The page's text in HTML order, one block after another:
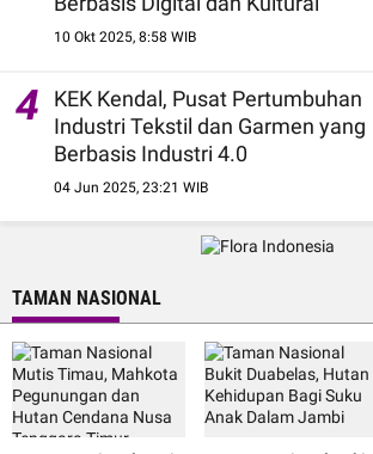
10 Okt 2025, 8:58 WIB
4
KEK Kendal, Pusat Pertumbuhan
Industri Tekstil dan Garmen yang
Berbasis Industri 4.0
04 Jun 2025, 23:21 WIB
TAMAN NASIONAL